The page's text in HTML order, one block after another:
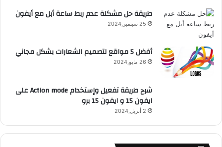
طريقة حل مشكلة عدم ربط ساعة أبل مع أيفون
25 سبتمبر,2024
أفضل 5 مواقع لتصميم الشعارات بشكل مجاني
26 مايو,2024
شرح طريقة تفعيل وإستخدام Action mode على
ايفون 15 و ايفون 15 برو
2 أبريل,2024